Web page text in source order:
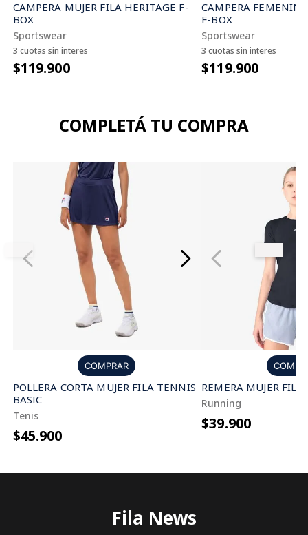
CAMPERA MUJER FILA HERITAGE F-
BOX
Sportswear
3 cuotas sin interes
$119.900
CAMPERA
F-BOX
Sportswear
3 cuotas sin interes
$119.900
COMPLETÁ TU COMPRA
COMPRAR
POLLERA CORTA MUJER FILA TENNIS
BASIC
Tenis
$45.900
REMERA MUJER FILA
Running
$39.900
Fila News